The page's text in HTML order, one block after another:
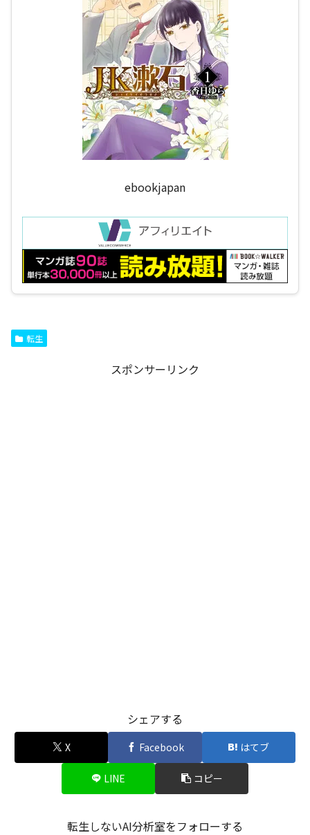
ebookjapan
転生
スポンサーリンク
シェアする
X Facebook はてブ
LINE コピー
転生しないAI分析室をフォローする